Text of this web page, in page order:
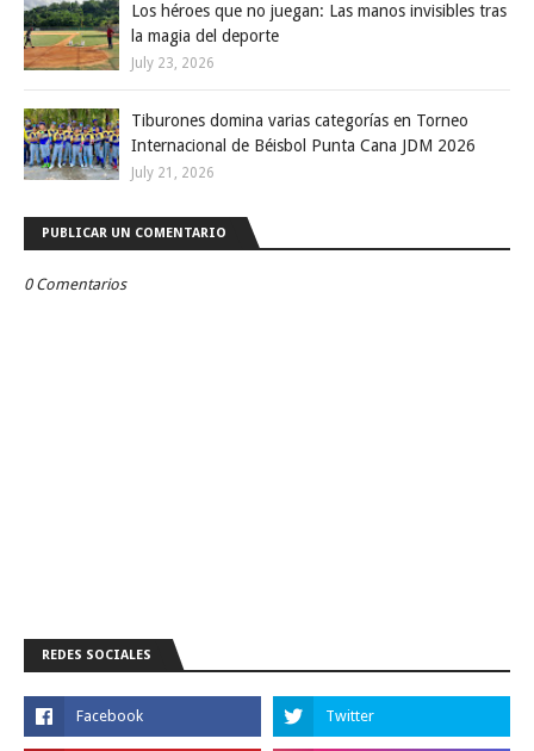
Los héroes que no juegan: Las manos invisibles tras
la magia del deporte
July 23, 2026
Tiburones domina varias categorías en Torneo
Internacional de Béisbol Punta Cana JDM 2026
July 21, 2026
PUBLICAR UN COMENTARIO
0 Comentarios
REDES SOCIALES